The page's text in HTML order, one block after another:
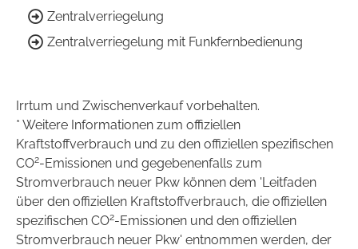
Zentralverriegelung
Zentralverriegelung mit Funkfernbedienung
Irrtum und Zwischenverkauf vorbehalten.
* Weitere Informationen zum offiziellen
Kraftstoffverbrauch und zu den offiziellen spezifischen
CO2-Emissionen und gegebenenfalls zum
Stromverbrauch neuer Pkw können dem 'Leitfaden
über den offiziellen Kraftstoffverbrauch, die offiziellen
spezifischen CO2-Emissionen und den offiziellen
Stromverbrauch neuer Pkw' entnommen werden, der